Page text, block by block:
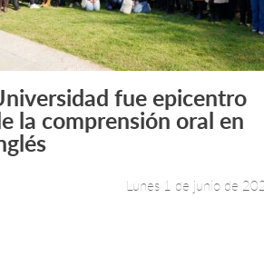
Leer más +
fue epicentro
la comprensión oral en
Lunes 1 de junio de